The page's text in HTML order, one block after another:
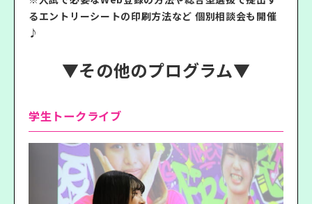
るエントリーシートの印刷方法など 個別相談会も開催
♪
▼その他のプログラム▼
学生トークライブ